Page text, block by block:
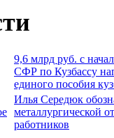
9,6 млрд руб. с
СФР по Кузбассу
единого пособия
Илья Середюк
металлургической
работников